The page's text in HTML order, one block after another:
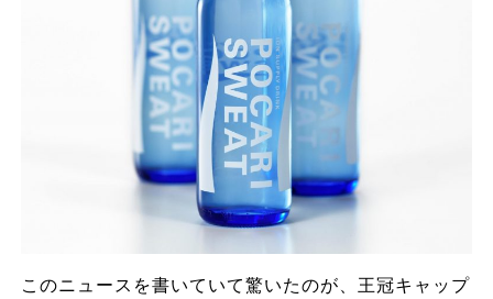
このニュースを書いていて驚いたのが、王冠キャップ